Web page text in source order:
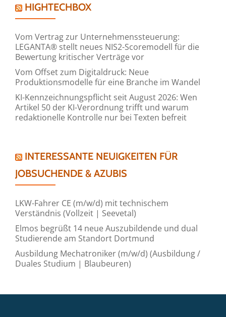
HIGHTECHBOX
Vom Vertrag zur Unternehmenssteuerung:
LEGANTA® stellt neues NIS2-Scoremodell für die
Bewertung kritischer Verträge vor
Vom Offset zum Digitaldruck: Neue
Produktionsmodelle für eine Branche im Wandel
KI-Kennzeichnungspflicht seit August 2026: Wen
Artikel 50 der KI-Verordnung trifft und warum
redaktionelle Kontrolle nur bei Texten befreit
INTERESSANTE NEUIGKEITEN FÜR
JOBSUCHENDE & AZUBIS
LKW-Fahrer CE (m/w/d) mit technischem
Verständnis (Vollzeit | Seevetal)
Elmos begrüßt 14 neue Auszubildende und dual
Studierende am Standort Dortmund
Ausbildung Mechatroniker (m/w/d) (Ausbildung /
Duales Studium | Blaubeuren)